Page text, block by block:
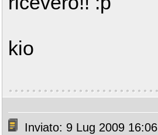
kio
Inviato: 9 Lug 2009 16:06